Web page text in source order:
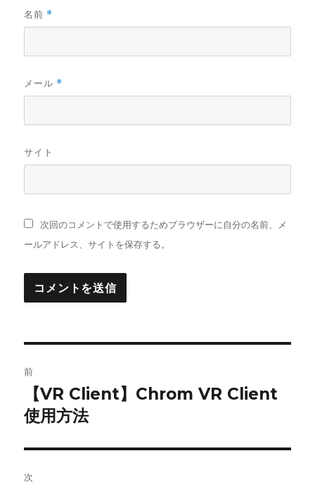
名前 *
メール *
サイト
次回のコメントで使用するためブラウザーに自分の名前、メ
ールアドレス、サイトを保存する。
稿
ナ
ビ
ゲ
前
の
稿:
【VR Client】Chrom VR Client
使用方法
次